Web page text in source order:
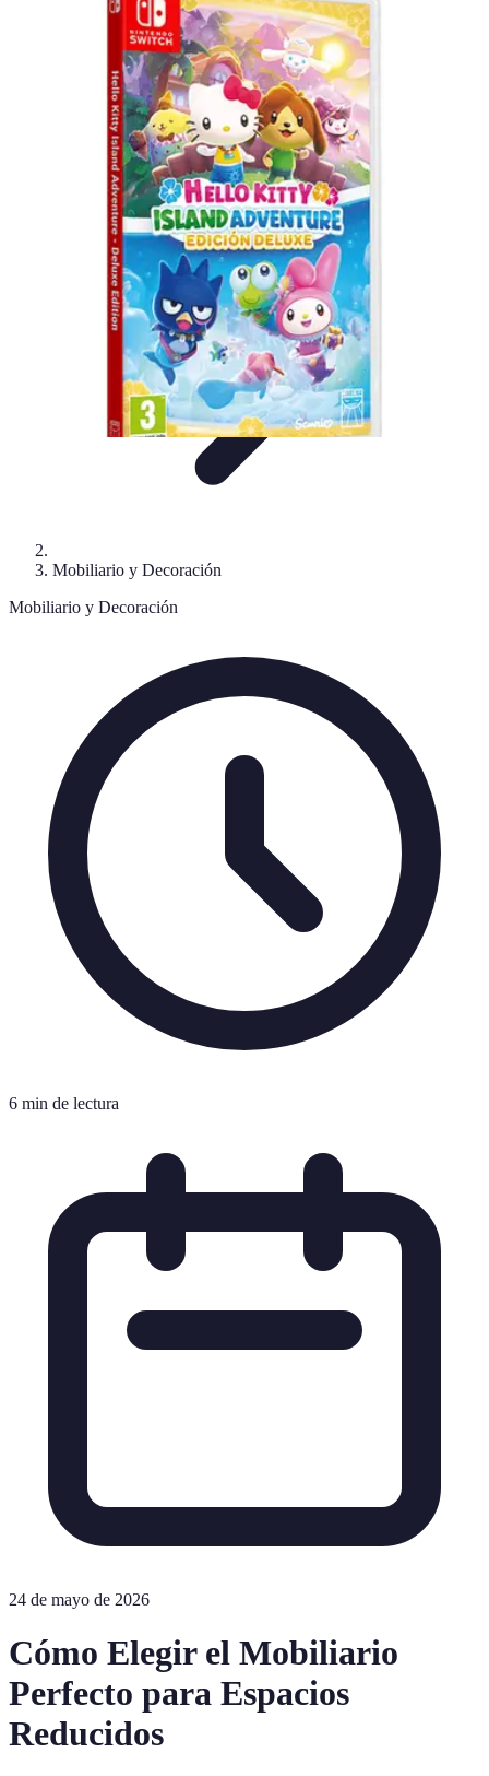
Espacios de TrabajoDecoración del
Espacios Funcionales
Casa Perfecta
Mobiliario y Decoración
Mobiliario y Decoración
6 min de lectura
24 de mayo de 2026
Cómo Elegir el Mobiliario
Perfecto para Espacios
Reducidos